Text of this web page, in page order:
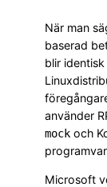
När man
baserad
blir
använder
mock och
Microsoft